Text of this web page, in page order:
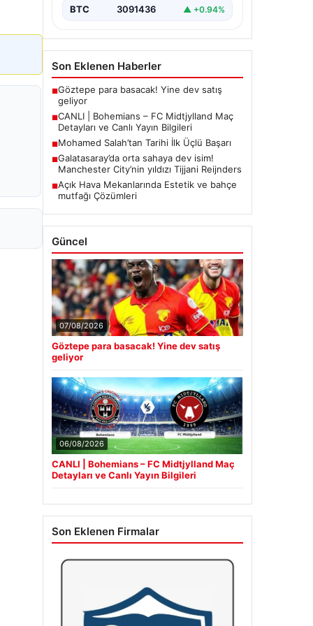
BTC 3091436 ▲ +0.94%
Son Eklenen Haberler
■Göztepe para basacak! Yine dev satış
geliyor
■CANLI | Bohemians – FC Midtjylland Maç
Detayları ve Canlı Yayın Bilgileri
■Mohamed Salah’tan Tarihi İlk Üçlü Başarı
■Galatasaray’da orta sahaya dev isim!
Manchester City’nin yıldızı Tijjani Reijnders
■Açık Hava Mekanlarında Estetik ve bahçe
mutfağı Çözümleri
Güncel
07/08/2026
Göztepe para basacak! Yine dev satış
geliyor
06/08/2026
CANLI | Bohemians – FC Midtjylland Maç
Detayları ve Canlı Yayın Bilgileri
Son Eklenen Firmalar